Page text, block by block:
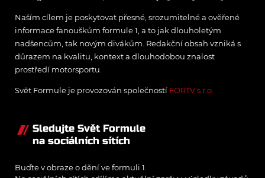
Naším cílem je poskytovat přesné, srozumitelné a ověřené
informace fanouškům formule 1, a to jak dlouholetým
nadšencům, tak novým divákům. Redakční obsah vzniká s
důrazem na kvalitu, kontext a dlouhodobou znalost
prostředí motorsportu.
Svět Formule je provozován společností FORTV s.r.o.
Sledujte Svět Formule
na sociálních sítích
Buďte v obraze o dění ve formuli 1.